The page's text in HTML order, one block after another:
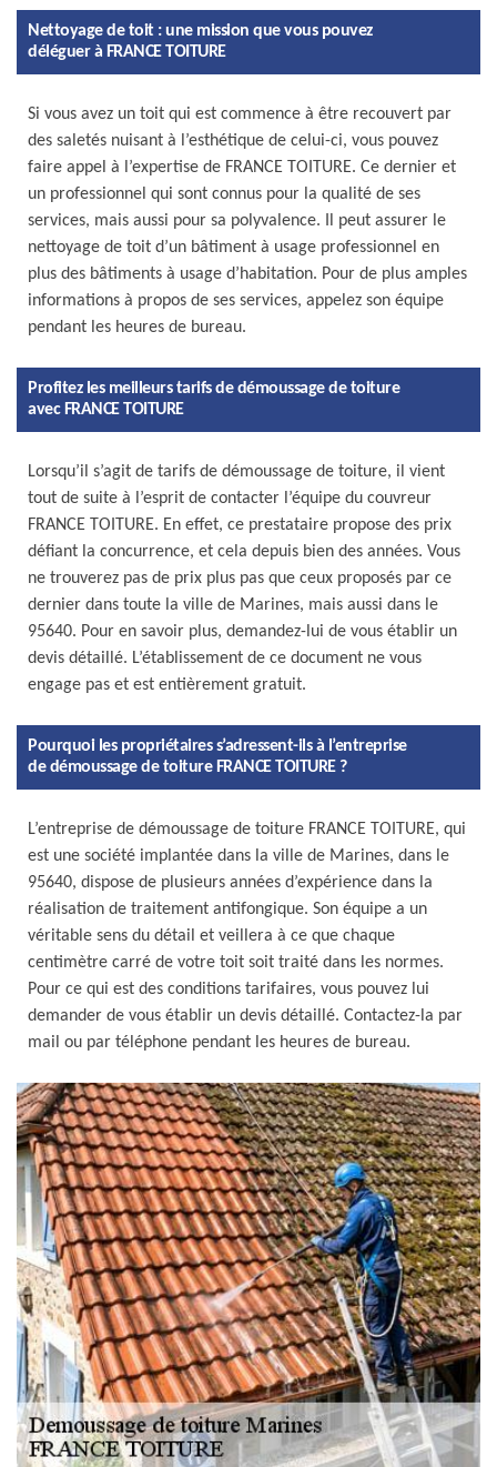
Nettoyage de toit : une mission que vous pouvez
déléguer à FRANCE TOITURE
Si vous avez un toit qui est commence à être recouvert par
des saletés nuisant à l’esthétique de celui-ci, vous pouvez
faire appel à l’expertise de FRANCE TOITURE. Ce dernier et
un professionnel qui sont connus pour la qualité de ses
services, mais aussi pour sa polyvalence. Il peut assurer le
nettoyage de toit d’un bâtiment à usage professionnel en
plus des bâtiments à usage d’habitation. Pour de plus amples
informations à propos de ses services, appelez son équipe
pendant les heures de bureau.
Profitez les meilleurs tarifs de démoussage de toiture
avec FRANCE TOITURE
Lorsqu’il s’agit de tarifs de démoussage de toiture, il vient
tout de suite à l’esprit de contacter l’équipe du couvreur
FRANCE TOITURE. En effet, ce prestataire propose des prix
défiant la concurrence, et cela depuis bien des années. Vous
ne trouverez pas de prix plus pas que ceux proposés par ce
dernier dans toute la ville de Marines, mais aussi dans le
95640. Pour en savoir plus, demandez-lui de vous établir un
devis détaillé. L’établissement de ce document ne vous
engage pas et est entièrement gratuit.
Pourquoi les propriétaires s’adressent-ils à l’entreprise
de démoussage de toiture FRANCE TOITURE ?
L’entreprise de démoussage de toiture FRANCE TOITURE, qui
est une société implantée dans la ville de Marines, dans le
95640, dispose de plusieurs années d’expérience dans la
réalisation de traitement antifongique. Son équipe a un
véritable sens du détail et veillera à ce que chaque
centimètre carré de votre toit soit traité dans les normes.
Pour ce qui est des conditions tarifaires, vous pouvez lui
demander de vous établir un devis détaillé. Contactez-la par
mail ou par téléphone pendant les heures de bureau.